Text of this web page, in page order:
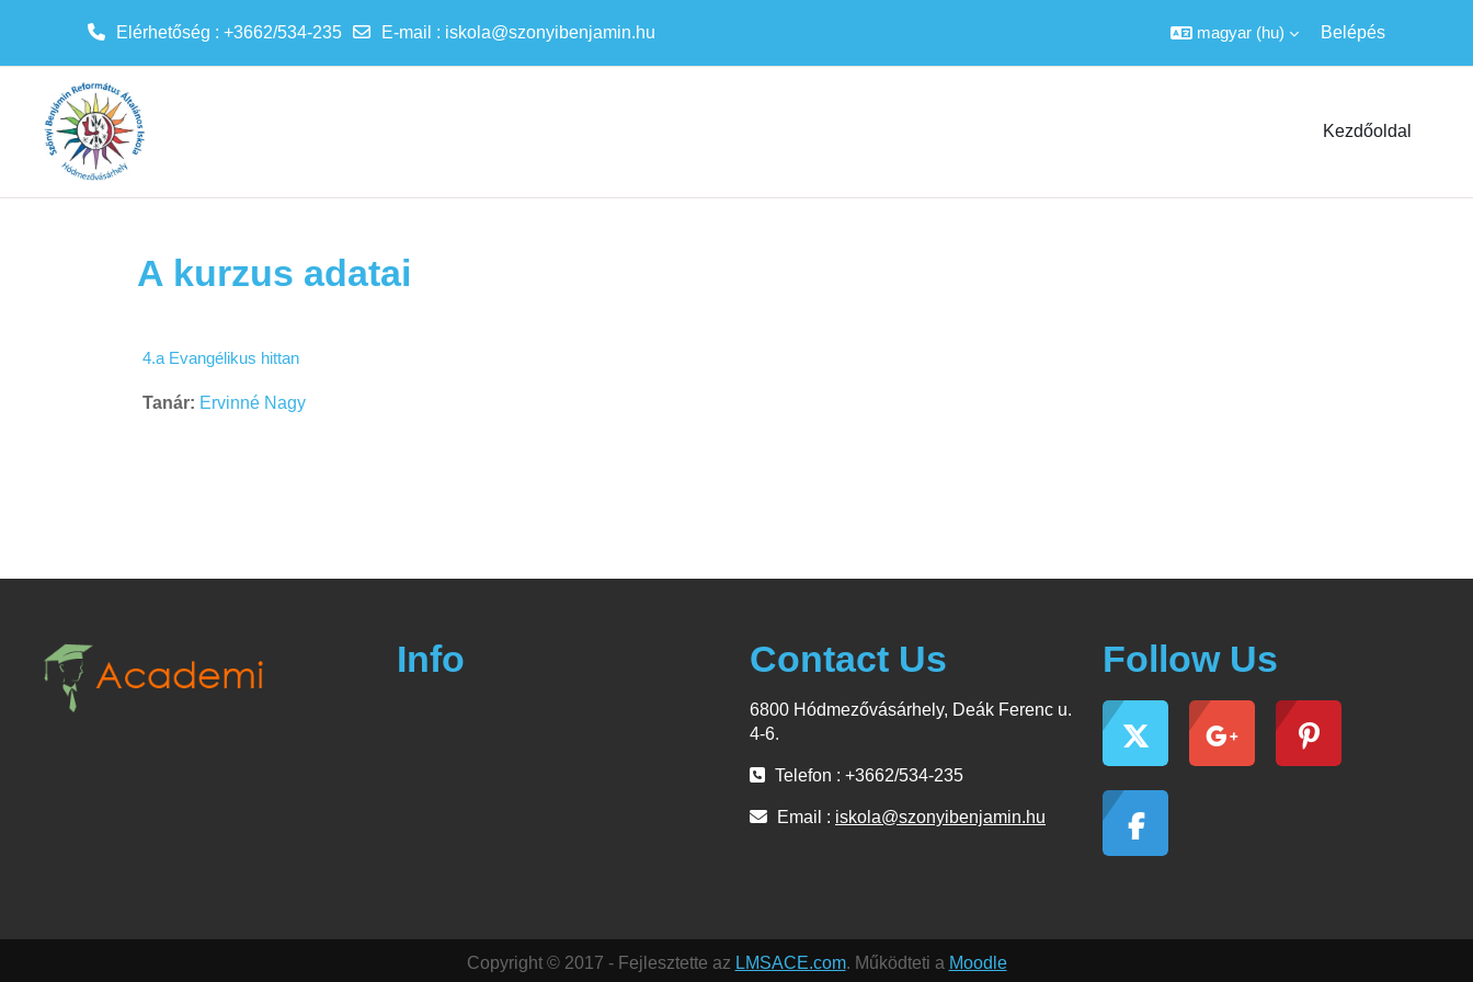
Elérhetőség : +3662/534-235 E-mail : iskola@szonyibenjamin.hu magyar ‎(hu)‎ Belépés
Kezdőoldal
A kurzus adatai
4.a Evangélikus hittan
Tanár: Ervinné Nagy
Info Contact Us
6800 Hódmezővásárhely, Deák Ferenc u.
4-6.
Telefon : +3662/534-235
Email : iskola@szonyibenjamin.hu
Follow Us
Copyright © 2017 - Fejlesztette az LMSACE.com. Működteti a Moodle